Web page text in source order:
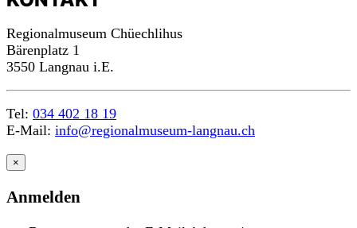
Regionalmuseum Chüechlihus
Bärenplatz 1
3550 Langnau i.E.
Tel: 034 402 18 19
E-Mail: info@regionalmuseum-langnau.ch
×
Anmelden